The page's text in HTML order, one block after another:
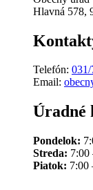
Hlavná 578,
Telefón:
Email:
Úradné
Pondelok:
Streda: 7:00
Piatok: 7:00